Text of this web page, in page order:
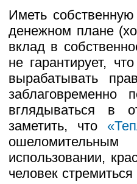
Иметь
денежном плане
вклад в
не гарантирует,
вырабатывать
заблаговременно
вглядываться в
заметить, что
использовании,
человек